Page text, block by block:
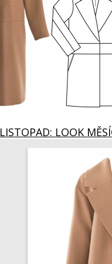
LISTOPAD: LOOK